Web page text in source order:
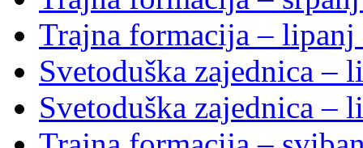
Trajna formacija – lipanj
Svetoduška zajednica –
Svetoduška zajednica –